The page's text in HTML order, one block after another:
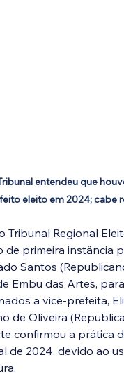
entendeu que
eleito em 2024; cabe
Tribunal Regional
de primeira instância
Santos
Embu das Artes,
a vice-prefeita,
de Oliveira
confirmou a prática
de 2024, devido ao